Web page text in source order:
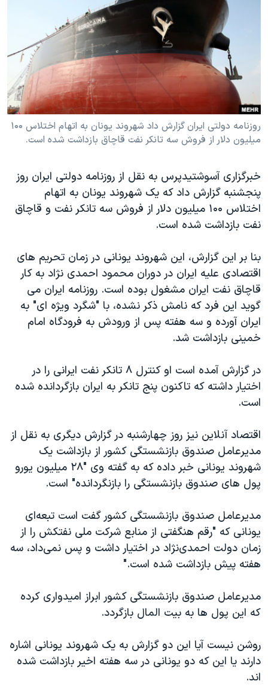
فرهنگ و زندگی
حقوق شهروندی
اقتصادی
علم و فناوری
اسرائیل در جنگ
آرشیو پخش زنده
مستندها
انتخابات ریاست جمهوری آمریکا ۲۰۲۴
حمله جمهوری اسلامی به اسرائیل
رمز مهسا
ورزش زنان در ایران
اعتراضات زن، زندگی، آزادی
مجموعه مستندهای دادخواهی
دادگاه حمید نوری
چهل سال گروگان‌گیری
قانون شفافیت دارائی کادر رهبری ایران
اسرائیل در جنگ
نرگس محمدی برنده جایزه نوبل صلح
همایش محافظه‌کاران آمریکا «سی‌پک»
صفحه‌های ویژه
دنبال کنید
زبانهای مختلف
روزنامه دولتی ایران گزارش داد شهروند یونان به اتهام اختلاس ۱۰۰
میلیون دلار از فروش سه تانکر نفت قاچاق بازداشت شده است.
خبرگزاری آسوشتیدپرس به نقل از روزنامه دولتی ایران روز
پنجشنبه گزارش داد که یک شهروند یونان به اتهام
اختلاس ۱۰۰ میلیون دلار از فروش سه تانکر نفت و قاچاق
نفت بازداشت شده است.
بنا بر این گزارش، این شهروند یونانی در زمان تحریم های
اقتصادی علیه ایران در دوران محمود احمدی نژاد به کار
قاچاق نفت ایران مشغول بوده است. روزنامه ایران می
گوید این فرد که نامش ذکر نشده، با "شگرد ویژه ای" به
ایران آورده و سه هفته پس از ورودش به فرودگاه امام
خمینی بازداشت شد.
در گزارش آمده است او کنترل ۸ تانکر نفت ایرانی را در
اختیار داشته که تاکنون پنج تانکر به ایران بازگردانده شده
است.
اقتصاد آنلاین نیز روز چهارشنبه در گزارش دیگری به نقل از
مدیرعامل صندوق بازنشستگی کشور از بازداشت یک
شهروند یونانی خبر داده که به گفته وی "۲۸ میلیون یورو
پول های صندوق بازنشستگی را بازنگردانده" است.
مدیرعامل صندوق بازنشستگی کشور گفت است تبعه‌ای
یونانی که "رقم هنگفتی از منابع شرکت ملی نفتکش را از
زمان دولت احمدی‌نژاد در اختیار داشت و پس نمی‌داد، سه
هفته پیش بازداشت شده است."
مدیرعامل صندوق بازنشستگی کشور ابراز امیدواری کرده
که این پول ها به بیت المال بازگردد.
روشن نیست آیا این دو گزارش به یک شهروند یونانی اشاره
دارند یا این که دو یونانی در سه هفته اخیر بازداشت شده
اند.